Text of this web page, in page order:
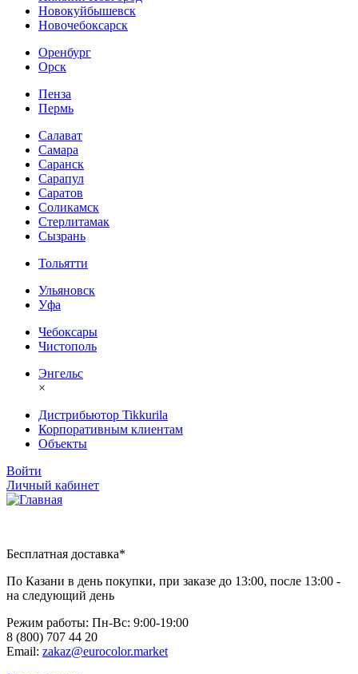
Новокуйбышевск
Новочебоксарск
Оренбург
Орск
Пенза
Пермь
Салават
Самара
Саранск
Сарапул
Саратов
Соликамск
Стерлитамак
Сызрань
Тольятти
Ульяновск
Уфа
Чебоксары
Чистополь
Энгельс
×
Дистрибьютор Tikkurila
Корпоративным клиентам
Объекты
Войти
Личный кабинет
Бесплатная доставка*
По Казани в день покупки, при заказе до 13:00, после 13:00 -
на следующий день
Режим работы: Пн-Вc: 9:00-19:00
8 (800) 707 44 20
Email: zakaz@eurocolor.market